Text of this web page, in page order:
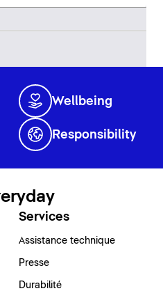
Wellbeing
Responsibility
Services
Assistance technique
Presse
Durabilité